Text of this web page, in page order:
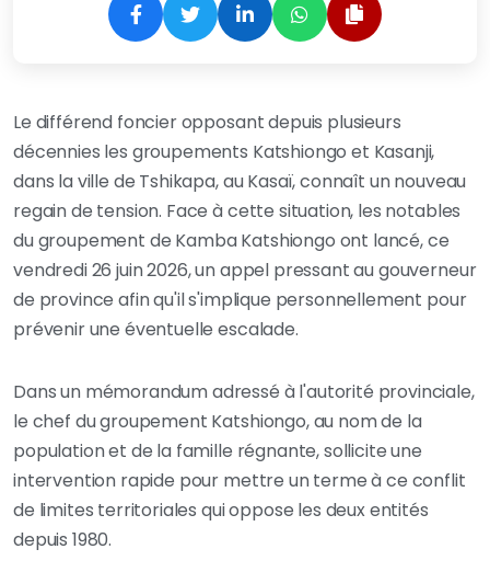
Le différend foncier opposant depuis plusieurs
décennies les groupements Katshiongo et Kasanji,
dans la ville de Tshikapa, au Kasaï, connaît un nouveau
regain de tension. Face à cette situation, les notables
du groupement de Kamba Katshiongo ont lancé, ce
vendredi 26 juin 2026, un appel pressant au gouverneur
de province afin qu'il s'implique personnellement pour
prévenir une éventuelle escalade.
Dans un mémorandum adressé à l'autorité provinciale,
le chef du groupement Katshiongo, au nom de la
population et de la famille régnante, sollicite une
intervention rapide pour mettre un terme à ce conflit
de limites territoriales qui oppose les deux entités
depuis 1980.